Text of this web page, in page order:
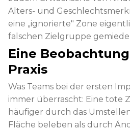
Alters- und
eine „ignorierte" Zone
falschen Zielgruppe
Eine
Praxis
Was Teams bei der ersten
immer überrascht: Eine tote
häufiger durch das
Fläche beleben als durch